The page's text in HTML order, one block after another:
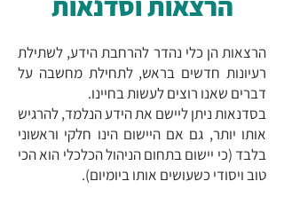
הרצאות הן כלי נהדר להרחבת הידע, לשתילת
רעיונות חדשים בראש, לתחילת מחשבה על
דברים שאנו רוצים לעשות בחיינו.
בסדנאות ניתן ליישם את הידע הנלמד, להרגיש
אותו יותר, גם אם היישום הינו חלקי וראשוני
בלבד (כי יישום בתחום הניהול הכלכלי הוא הכי
טוב ויסודי כשעושים אותו ביומיום).